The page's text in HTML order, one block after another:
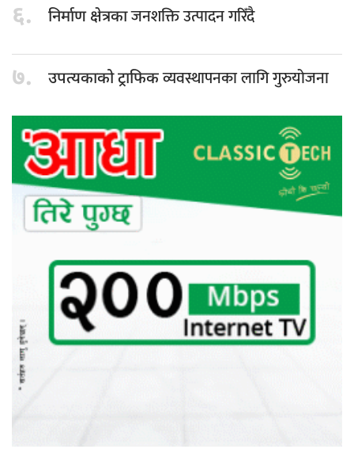
६. निर्माण क्षेत्रकाजनशक्ति उत्पादन गरिँदै
७. उपत्यकाको ट्राफिकव्यवस्थापनका लागि गुरुयोजना